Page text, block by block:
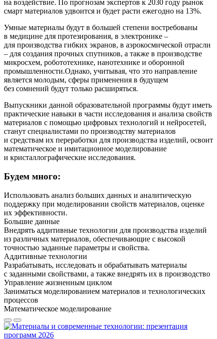
на воздействие. По прогнозам экспертов к 2030 году рынок
смарт материалов удвоится и будет расти ежегодно на 13%.
Умные материалы будут в большей степени востребованы
в медицине для протезирования, в электронике –
для производства гибких экранов, в аэрокосмической отрасли
– для создания прочных спутников, а также в производстве
микросхем, робототехнике, нанотехнике и оборонной
промышленности.Однако, учитывая, что это направление
является молодым, сферы применения в будущем
без сомнений будут только расширяться.
Выпускники данной образовательной программы будут иметь
практические навыки в части исследования и анализа свойств
материалов с помощью цифровых технологий и нейросетей,
станут специалистами по производству материалов
и средствам их переработки для производства изделий, освоит
математическое и имитационное моделирование
и кристаллографические исследования.
Будем много:
Использовать анализ больших данных и аналитическую
поддержку при моделировании свойств материалов, оценке
их эффективности.
Большие данные
Внедрять аддитивные технологии для производства изделий
из различных материалов, обеспечивающие с высокой
точностью заданные параметры и свойства.
Аддитивные технологии
Разрабатывать, исследовать и обрабатывать материалы
с заданными свойствами, а также внедрять их в производство
Управление жизненным циклом
Заниматься моделированием материалов и технологических
процессов
Математическое моделирование